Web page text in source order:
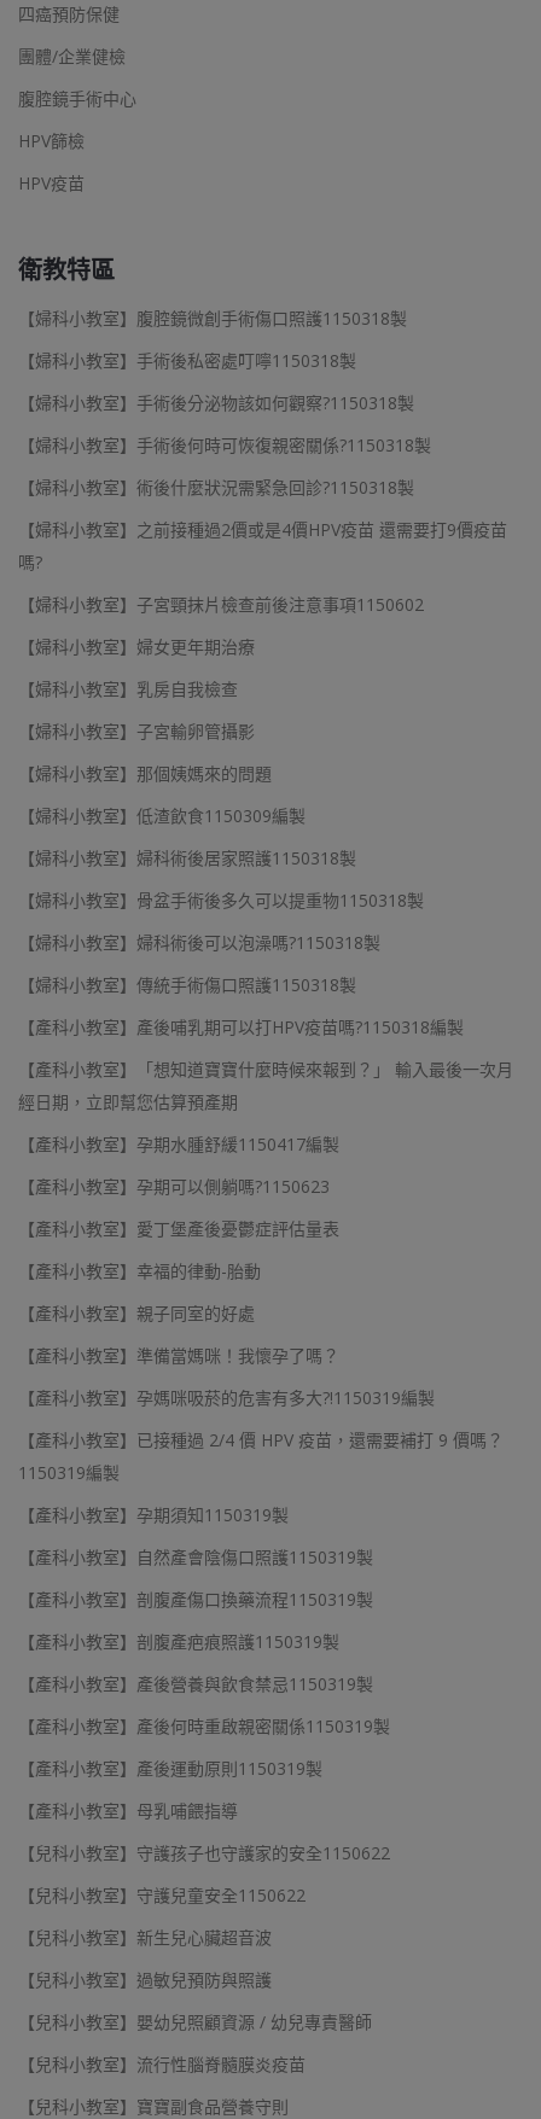
四癌預防保健
團體/企業健檢
腹腔鏡手術中心
HPV篩檢
HPV疫苗
衛教特區
【婦科小教室】腹腔鏡微創手術傷口照護1150318製
【婦科小教室】手術後私密處叮嚀1150318製
【婦科小教室】手術後分泌物該如何觀察?1150318製
【婦科小教室】手術後何時可恢復親密關係?1150318製
【婦科小教室】術後什麼狀況需緊急回診?1150318製
【婦科小教室】之前接種過2價或是4價HPV疫苗 還需要打9價疫苗
嗎?
【婦科小教室】子宮頸抹片檢查前後注意事項1150602
【婦科小教室】婦女更年期治療
【婦科小教室】乳房自我檢查
【婦科小教室】子宮輸卵管攝影
【婦科小教室】那個姨媽來的問題
【婦科小教室】低渣飲食1150309編製
【婦科小教室】婦科術後居家照護1150318製
【婦科小教室】骨盆手術後多久可以提重物1150318製
【婦科小教室】婦科術後可以泡澡嗎?1150318製
【婦科小教室】傳統手術傷口照護1150318製
【產科小教室】產後哺乳期可以打HPV疫苗嗎?1150318編製
【產科小教室】「想知道寶寶什麼時候來報到？」 輸入最後一次月
經日期，立即幫您估算預產期
【產科小教室】孕期水腫舒緩1150417編製
【產科小教室】孕期可以側躺嗎?1150623
【產科小教室】愛丁堡產後憂鬱症評估量表
【產科小教室】幸福的律動-胎動
【產科小教室】親子同室的好處
【產科小教室】準備當媽咪！我懷孕了嗎？
【產科小教室】孕媽咪吸菸的危害有多大?!1150319編製
【產科小教室】已接種過 2/4 價 HPV 疫苗，還需要補打 9 價嗎？
1150319編製
【產科小教室】孕期須知1150319製
【產科小教室】自然產會陰傷口照護1150319製
【產科小教室】剖腹產傷口換藥流程1150319製
【產科小教室】剖腹產疤痕照護1150319製
【產科小教室】產後營養與飲食禁忌1150319製
【產科小教室】產後何時重啟親密關係1150319製
【產科小教室】產後運動原則1150319製
【產科小教室】母乳哺餵指導
【兒科小教室】守護孩子也守護家的安全1150622
【兒科小教室】守護兒童安全1150622
【兒科小教室】新生兒心臟超音波
【兒科小教室】過敏兒預防與照護
【兒科小教室】嬰幼兒照顧資源 / 幼兒專責醫師
【兒科小教室】流行性腦脊髓膜炎疫苗
【兒科小教室】寶寶副食品營養守則